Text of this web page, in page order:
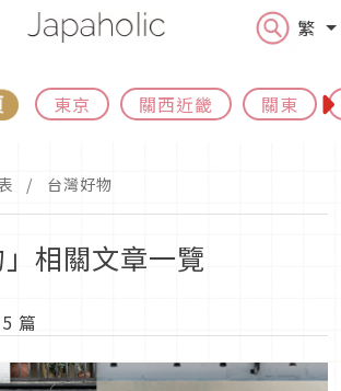
繁
東京 關西近畿 關東
台灣好物
」相關文章一覽
篇